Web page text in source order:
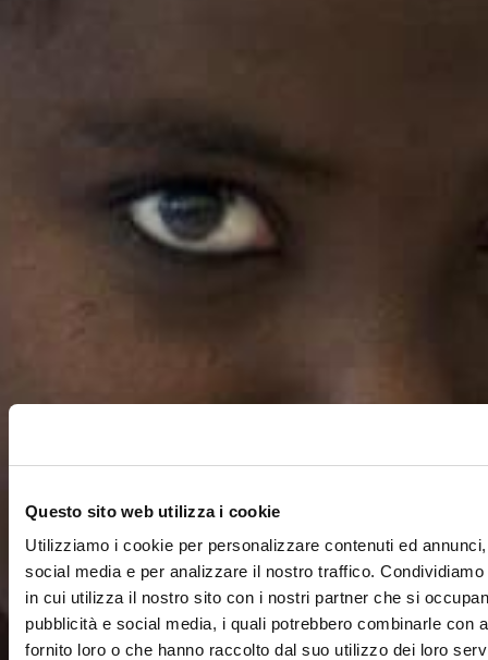
Questo sito web utilizza i cookie
Utilizziamo i cookie per personalizzare contenuti ed
social media e per analizzare il nostro traffico.
in cui utilizza il nostro sito con i nostri partner che si
pubblicità e social media, i quali potrebbero combinarle con
fornito loro o che hanno raccolto dal suo utilizzo dei loro